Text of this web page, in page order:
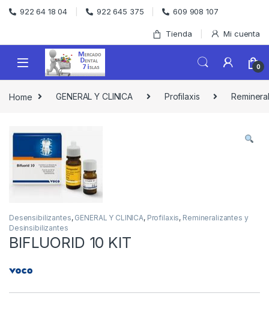
Skip to navigation
Skip to content
922 64 18 04 922 645 375 609 908 107
Tienda Mi cuenta
0
Home GENERAL Y CLINICA Profilaxis
Desensibilizantes, GENERAL Y CLINICA, Profilaxis, Remineralizantes y
Desinsibilizantes
BIFLUORID 10 KIT